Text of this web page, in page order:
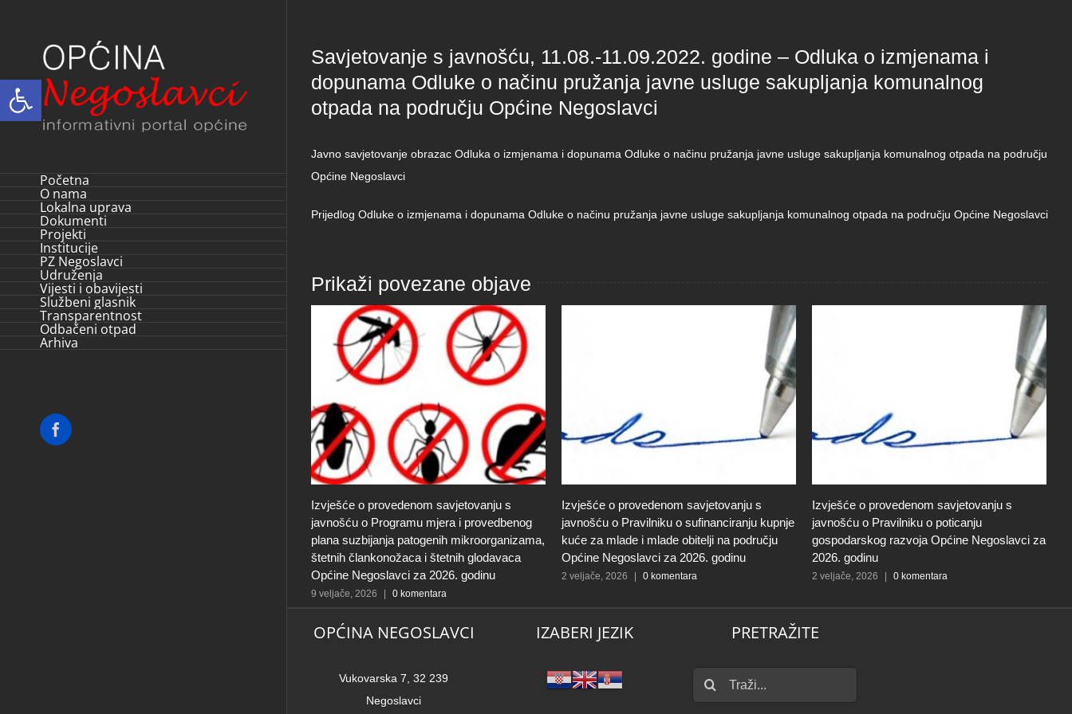
Open toolbar
Početna
O nama
Lokalna uprava
Dokumenti
Projekti
Institucije
PZ Negoslavci
Udruženja
Vijesti i obavijesti
Službeni glasnik
Transparentnost
Odbačeni otpad
Arhiva
Facebook
Savjetovanje s javnošću, 11.08.-11.09.2022. godine – Odluka o izmjenama i
dopunama Odluke o načinu pružanja javne usluge sakupljanja komunalnog
otpada na području Općine Negoslavci
Javno savjetovanje obrazac Odluka o izmjenama i dopunama Odluke o načinu pružanja javne usluge sakupljanja komunalnog otpada na području
Općine Negoslavci
Prijedlog Odluke o izmjenama i dopunama Odluke o načinu pružanja javne usluge sakupljanja komunalnog otpada na području Općine Negoslavci
Prikaži povezane objave
Izvješće o provedenom savjetovanju s
javnošću o Programu mjera i provedbenog
plana suzbijanja patogenih mikroorganizama,
štetnih člankonožaca i štetnih glodavaca
Općine Negoslavci za 2026. godinu
9 veljače, 2026 0 komentara
Izvješće o provedenom savjetovanju s
javnošću o Pravilniku o sufinanciranju kupnje
kuće za mlade i mlade obitelji na području
Općine Negoslavci za 2026. godinu
2 veljače, 2026 0 komentara
Izvješće o provedenom savjetovanju s
javnošću o Pravilniku o poticanju
gospodarskog razvoja Općine Negoslavci za
2026. godinu
2 veljače, 2026 0 komentara
OPĆINA NEGOSLAVCI
Vukovarska 7, 32 239
Negoslavci
IZABERI JEZIK PRETRAŽITE
Traži...